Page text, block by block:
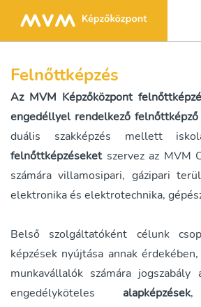
Felnőttképzés
Az MVM Képzőközpont
engedéllyel rendelkező
duális szakképzés mellett
felnőttképzéseket szervez az MVM
számára villamosipari, gázipari
elektronika és elektrotechnika,
Belső szolgáltatóként célunk
képzések nyújtása annak
munkavállalók számára
engedélyköteles alapképzések